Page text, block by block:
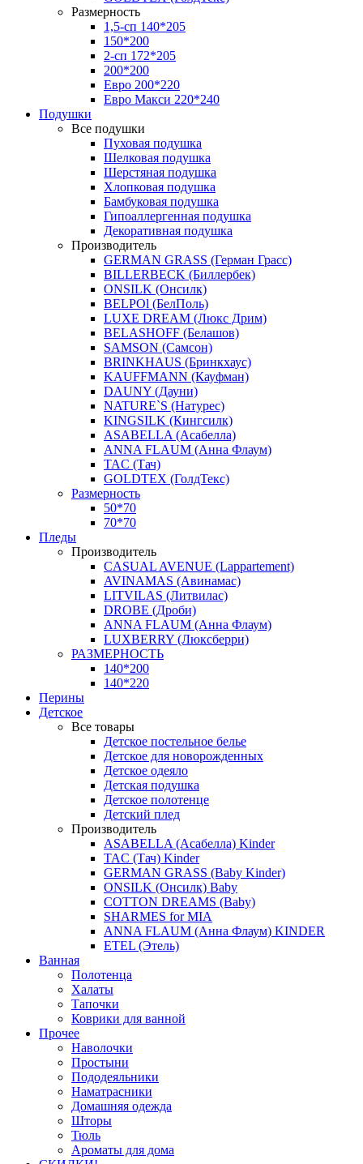
Размерность
1,5-сп 140*205
150*200
2-сп 172*205
200*200
Евро 200*220
Евро Макси 220*240
Подушки
Все подушки
Пуховая подушка
Шелковая подушка
Шерстяная подушка
Хлопковая подушка
Бамбуковая подушка
Гипоаллергенная подушка
Декоративная подушка
Производитель
GERMAN GRASS (Герман Грасс)
BILLERBECK (Биллербек)
ONSILK (Онсилк)
BELPOl (БелПоль)
LUXE DREAM (Люкс Дрим)
BELASHOFF (Белашов)
SAMSON (Самсон)
BRINKHAUS (Бринкхаус)
KAUFFMANN (Кауфман)
DAUNY (Дауни)
NATURE`S (Натурес)
KINGSILK (Кингсилк)
ASABELLA (Асабелла)
ANNA FLAUM (Анна Флаум)
TAC (Тач)
GOLDTEX (ГолдТекс)
Размерность
50*70
70*70
Пледы
Производитель
CASUAL AVENUE (Lappartement)
AVINAMAS (Авинамас)
LITVILAS (Литвилас)
DROBE (Дроби)
ANNA FLAUM (Анна Флаум)
LUXBERRY (Люксберри)
РАЗМЕРНОСТЬ
140*200
140*220
Перины
Детское
Все товары
Детское постельное белье
Детское для новорожденных
Детское одеяло
Детская подушка
Детское полотенце
Детский плед
Производитель
ASABELLA (Асабелла) Kinder
TAC (Тач) Kinder
GERMAN GRASS (Baby Kinder)
ONSILK (Онсилк) Baby
COTTON DREAMS (Baby)
SHARMES for MIA
ANNA FLAUM (Анна Флаум) KINDER
ETEL (Этель)
Ванная
Полотенца
Халаты
Тапочки
Коврики для ванной
Прочее
Наволочки
Простыни
Пододеяльники
Наматрасники
Домашняя одежда
Шторы
Тюль
Ароматы для дома